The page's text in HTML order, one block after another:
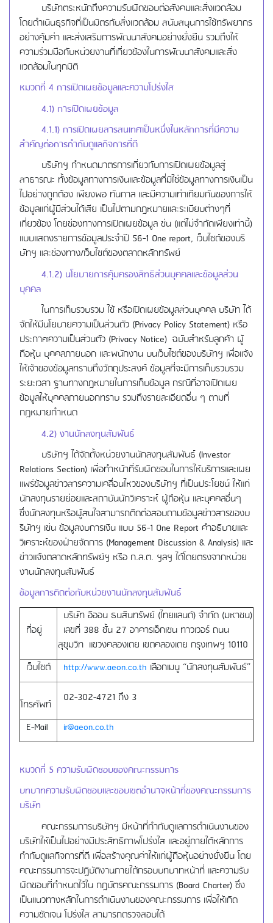
บริษัทตระหนักถึงความรับผิดชอบต่อสังคมและสิ่งแวดล้อม
โดยดำเนินธุรกิจที่เป็นมิตรกับสิ่งแวดล้อม สนับสนุนการใช้ทรัพยากร
อย่างคุ้มค่า และส่งเสริมการพัฒนาสังคมอย่างยั่งยืน รวมถึงให้
ความร่วมมือกับหน่วยงานที่เกี่ยวข้องในการพัฒนาสังคมและสิ่ง
แวดล้อมในทุกมิติ
หมวดที่ 4 การเปิดเผยข้อมูลและความโปร่งใส
4.1) การเปิดเผยข้อมูล
4.1.1) การเปิดเผยสารสนเทศเป็นหนึ่งในหลักการที่มีความ
สำคัญต่อการกำกับดูแลกิจการที่ดี
บริษัทฯ กำหนดมาตรการเกี่ยวกับการเปิดเผยข้อมูลสู่
สาธารณะ ทั้งข้อมูลทางการเงินและข้อมูลที่มิใช่ข้อมูลทางการเงินเป็น
ไปอย่างถูกต้อง เพียงพอ ทันกาล และมีความเท่าเทียมกันของการให้
ข้อมูลแก่ผู้มีส่วนได้เสีย เป็นไปตามกฎหมายและระเบียบต่างๆที่
เกี่ยวข้อง โดยช่องทางการเปิดเผยข้อมูล ช่น (แต่ไม่จำกัดเพียงเท่านี้)
แบบแสดงรายการข้อมูลประจำปี 56-1 One report, เว็บไซต์ของบริ
ษัทฯ และช่องทาง/เว็บไซต์ของตลาดหลักทรัพย์
4.1.2) นโยบายการคุ้มครองสิทธิส่วนบุคคลและข้อมูลส่วน
บุคคล
ในการเก็บรวบรวม ใช้ หรือเปิดเผยข้อมูลส่วนบุคคล บริษัท ได้
จัดให้มีนโยบายความเป็นส่วนตัว (Privacy Policy Statement) หรือ
ประกาศความเป็นส่วนตัว (Privacy Notice) ฉบับสำหรับลูกค้า ผู้
ถือหุ้น บุคคลภายนอก และพนักงาน บนเว็บไซต์ของบริษัทฯ เพื่อแจ้ง
ให้เจ้าของข้อมูลทราบถึงวัตถุประสงค์ ข้อมูลที่จะมีการเก็บรวบรวม
ระยะเวลา ฐานทางกฎหมายในการเก็บข้อมูล กรณีที่อาจเปิดเผย
ข้อมูลให้บุคคลภายนอกทราบ รวมถึงรายละเอียดอื่น ๆ ตามที่
กฎหมายกำหนด
4.2) งานนักลงทุนสัมพันธ์
บริษัทฯ ได้จัดตั้งหน่วยงานนักลงทุนสัมพันธ์ (Investor
Relations Section) เพื่อทำหน้าที่รับผิดชอบในการให้บริการและเผย
แพร่ข้อมูลข่าวสารความเคลื่อนไหวของบริษัทฯ ที่เป็นประโยชน์ ให้แก่
นักลงทุนรายย่อยและสถาบันนักวิเคราะห์ ผู้ถือหุ้น และบุคคลอื่นๆ
ซึ่งนักลงทุนหรือผู้สนใจสามารถติดต่อสอบถามข้อมูลข่าวสารของบ
ริษัทฯ เช่น ข้อมูลงบการเงิน แบบ 56-1 One Report คำอธิบายและ
วิเคราะห์ของฝ่ายจัดการ (Management Discussion & Analysis) และ
ข่าวแจ้งตลาดหลักทรัพย์ฯ หรือ ก.ล.ต. ฯลฯ ได้โดยตรงจากหน่วย
งานนักลงทุนสัมพันธ์
ข้อมูลการติดต่อกับหน่วยงานนักลงทุนสัมพันธ์
ที่อยู่
บริษัท อิออน ธนสินทรัพย์ (ไทยแลนด์) จำกัด (มหาชน)
เลขที่ 388 ชั้น 27 อาคารเอ็กเชน ทาวเวอร์ ถนน
สุขุมวิท แขวงคลองเตย เขตคลองเตย กรุงเทพฯ 10110
เว็บไซต์
http://www.aeon.co.th เลือกเมนู “นักลงทุนสัมพันธ์”
โทรศัพท์ 02-302-4721 ถึง 3
E-Mail ir@aeon.co.th
หมวดที่ 5 ความรับผิดชอบของคณะกรรมการ
บทบาทความรับผิดชอบและขอบเขตอำนาจหน้าที่ของคณะกรรมการ
บริษัท
คณะกรรมการบริษัทฯ มีหน้าที่กำกับดูแลการดำเนินงานของ
บริษัทให้เป็นไปอย่างมีประสิทธิภาพโปร่งใส และอยู่ภายใต้หลักการ
กำกับดูแลกิจการที่ดี เพื่อสร้างคุณค่าให้แก่ผู้ถือหุ้นอย่างยั่งยืน โดย
คณะกรรมการจะปฏิบัติงานภายใต้กรอบบทบาทหน้าที่ และความรับ
ผิดชอบที่กำหนดไว้ใน กฎบัตรคณะกรรมการ (Board Charter) ซึ่ง
เป็นแนวทางหลักในการดำเนินงานของคณะกรรมการ เพื่อให้เกิด
ความชัดเจน โปร่งใส สามารถตรวจสอบได้